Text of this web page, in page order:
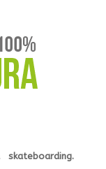
skateboarding.